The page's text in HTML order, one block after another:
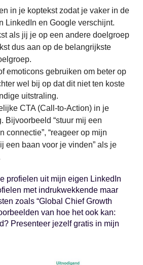
in je koptekst zodat je vaker in de
LinkedIn en Google verschijnt.
als jij je op een andere doelgroep
dus aan op de belangrijkste
emoticons gebruiken om beter op
wel bij op dat dit niet ten koste
uitstraling.
CTA (Call-to-Action) in je
Bijvoorbeeld “stuur mij een
connectie”, “reageer op mijn
een baan voor je vinden” als je
profielen uit mijn eigen LinkedIn
met indrukwekkende maar
zoals “Global Chief Growth
van hoe het ook kan:
Presenteer jezelf gratis in mijn